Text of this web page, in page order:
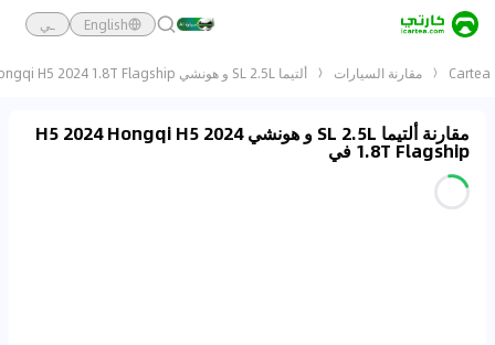
English ـي
Cartea مقارنة السيارات ألتيما SL 2.5L و هونشي H5 2024 Hongqi H5 2024 1.8T Flagship
مقارنة ألتيما SL 2.5L و هونشي H5 2024 Hongqi H5 2024
1.8T Flagship في